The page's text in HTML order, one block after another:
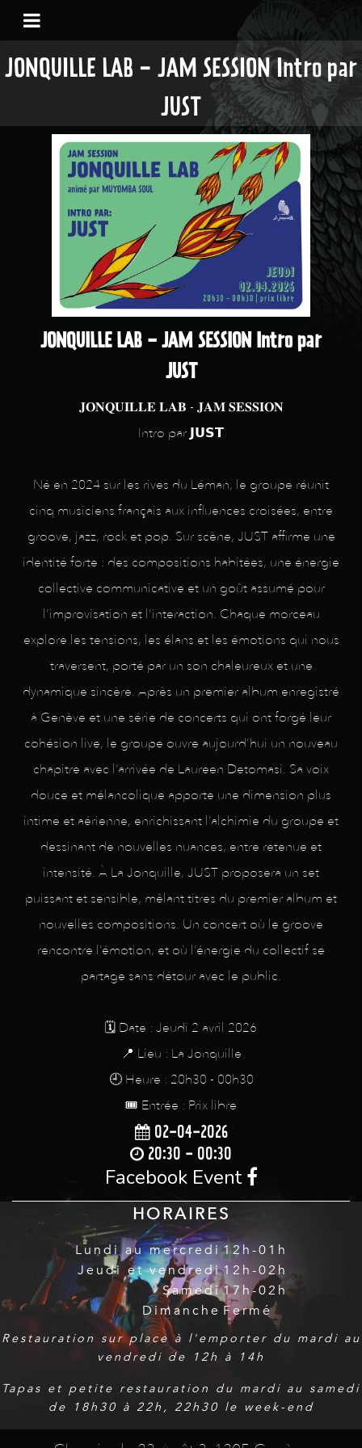
JONQUILLE LAB - JAM SESSION Intro par
JUST
JONQUILLE LAB - JAM SESSION Intro par
JUST
𝐉𝐎𝐍𝐐𝐔𝐈𝐋𝐋𝐄 𝐋𝐀𝐁 - 𝐉𝐀𝐌 𝐒𝐄𝐒𝐒𝐈𝐎𝐍
Intro par 𝗝𝗨𝗦𝗧
Né en 2024 sur les rives du Léman, le groupe réunit
cinq musiciens français aux influences croisées, entre
groove, jazz, rock et pop. Sur scène, JUST affirme une
identité forte : des compositions habitées, une énergie
collective communicative et un goût assumé pour
l’improvisation et l’interaction. Chaque morceau
explore les tensions, les élans et les émotions qui nous
traversent, porté par un son chaleureux et une
dynamique sincère. Après un premier album enregistré
à Genève et une série de concerts qui ont forgé leur
cohésion live, le groupe ouvre aujourd’hui un nouveau
chapitre avec l’arrivée de Laureen Detomasi. Sa voix
douce et mélancolique apporte une dimension plus
intime et aérienne, enrichissant l’alchimie du groupe et
dessinant de nouvelles nuances, entre retenue et
intensité. À La Jonquille, JUST proposera un set
puissant et sensible, mêlant titres du premier album et
nouvelles compositions. Un concert où le groove
rencontre l’émotion, et où l’énergie du collectif se
partage sans détour avec le public.
🗓️ Date : Jeudi 2 avril 2026
📍 Lieu : La Jonquille
🕘 Heure : 20h30 - 00h30
🎟️ Entrée : Prix libre
02-04-2026
20:30 - 00:30
Facebook Event
HORAIRES
Lundi au mercredi
Jeudi et vendredi
Samedi
Dimanche
12h-01h
12h-02h
17h-02h
Fermé
Restauration sur place à l'emporter du mardi au
vendredi de 12h à 14h
Tapas et petite restauration du mardi au samedi
de 18h30 à 22h, 22h30 le week-end